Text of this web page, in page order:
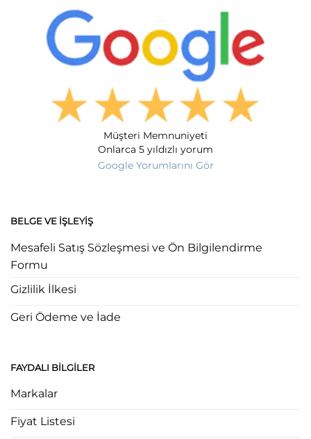
Müşteri Memnuniyeti
Onlarca 5 yıldızlı yorum
Google Yorumlarını Gör
BELGE VE İŞLEYIŞ
Mesafeli Satış Sözleşmesi ve Ön Bilgilendirme
Formu
Gizlilik İlkesi
Geri Ödeme ve İade
FAYDALI BILGILER
Markalar
Fiyat Listesi